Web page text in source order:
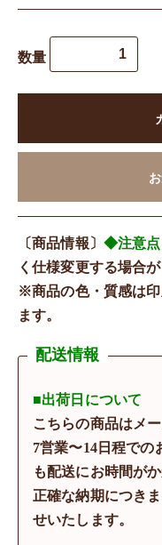
数量
〔商品情報〕 ◆注意点
く仕様変更する場合が
※商品の色・質感は
ます。
配送情報
■出荷日について
こちらの商品はメ
7営業〜14日程での
も配送にお時間が
正確な納期につき
せいたします。